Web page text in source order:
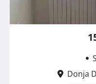
Donja